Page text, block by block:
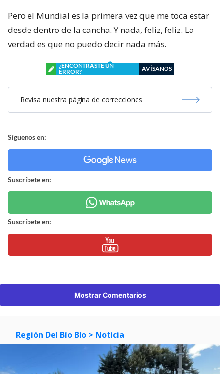
Pero el Mundial es la primera vez que me toca estar
desde dentro de la cancha. Y nada, feliz, feliz. La
verdad es que no puedo decir nada más.
¿ENCONTRASTE UN
ERROR?
AVÍSANOS
Revisa nuestra página de correcciones
Síguenos en:
Suscríbete en:
Suscríbete en:
Mostrar Comentarios
Región Del Bío Bío > Noticia